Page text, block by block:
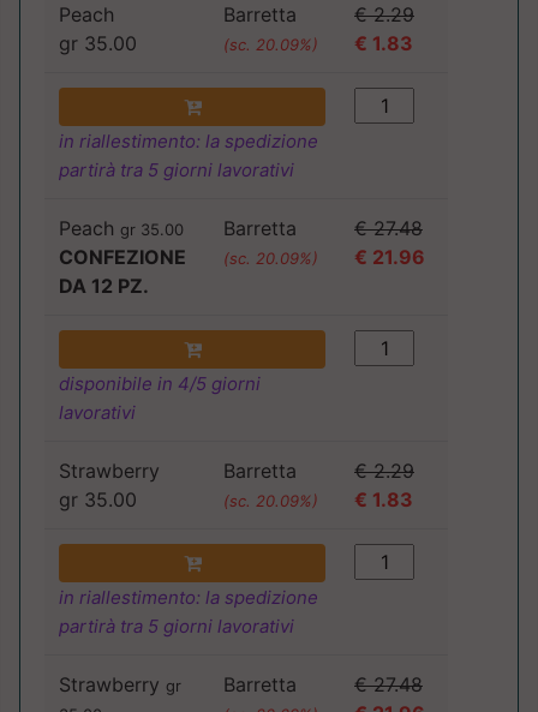
Peach
gr 35.00
Barretta
(sc. 20.09%)
€ 2.29
€ 1.83
in riallestimento: la spedizione
partirà tra 5 giorni lavorativi
Peach gr 35.00
CONFEZIONE
DA 12 PZ.
Barretta
(sc. 20.09%)
€ 27.48
€ 21.96
disponibile in 4/5 giorni
lavorativi
Strawberry
gr 35.00
Barretta
(sc. 20.09%)
€ 2.29
€ 1.83
in riallestimento: la spedizione
partirà tra 5 giorni lavorativi
Strawberry gr
Barretta
€ 27.48